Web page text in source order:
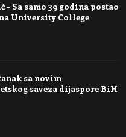
– Sa samo 39 godina postao
University College
sa novim
saveza dijaspore BiH